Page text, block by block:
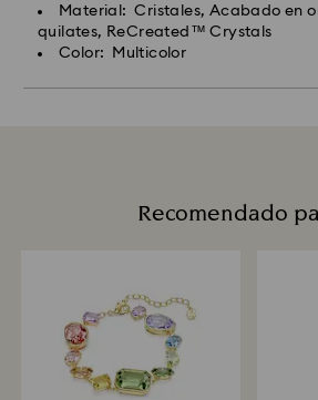
Material: Cristales, Acabado en
quilates, ReCreated™ Crystals
Color: Multicolor
Recomendado